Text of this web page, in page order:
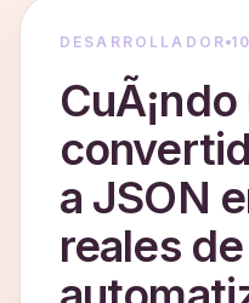
DESARROLLADOR
a JSON
reales